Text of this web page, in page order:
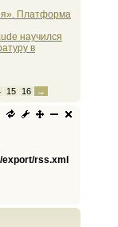
Платформа
научился
в
15 16 →
rss.xml